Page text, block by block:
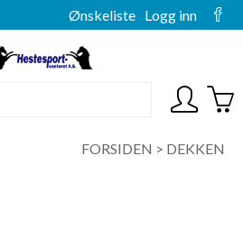
Ønskeliste Logg inn
FORSIDEN > DEKKEN